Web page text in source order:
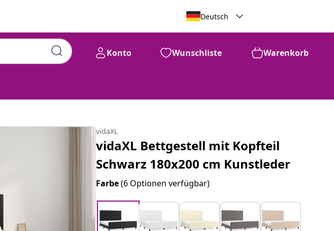
Deutsch
Konto Wunschliste Warenkorb
vidaXL
vidaXL Bettgestell mit Kopfteil
Schwarz 180x200 cm Kunstleder
Farbe(6 Optionen verfügbar)